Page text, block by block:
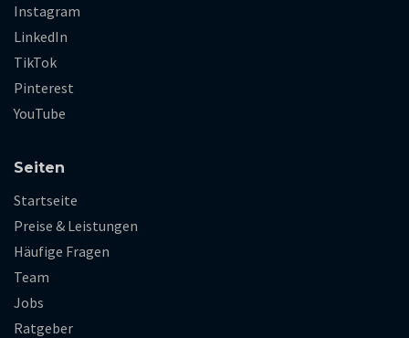
Instagram
LinkedIn
TikTok
Pinterest
YouTube
Seiten
Startseite
Preise & Leistungen
Häufige Fragen
Team
Jobs
Ratgeber